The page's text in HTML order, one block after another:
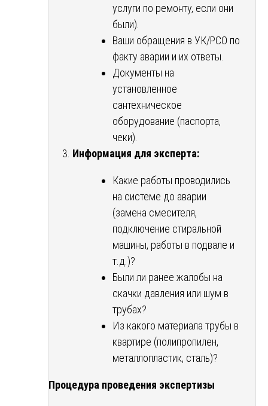
услуги по ремонту, если они
были).
Ваши обращения в УК/РСО по
факту аварии и их ответы.
Документы на
установленное
сантехническое
оборудование (паспорта,
чеки).
Информация для эксперта:
Какие работы проводились
на системе до аварии
(замена смесителя,
подключение стиральной
машины, работы в подвале и
т.д.)?
Были ли ранее жалобы на
скачки давления или шум в
трубах?
Из какого материала трубы в
квартире (полипропилен,
металлопластик, сталь)?
Процедура проведения экспертизы